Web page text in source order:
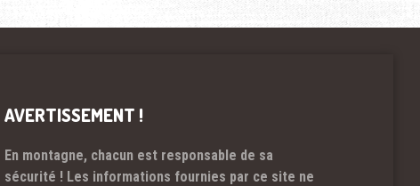
AVERTISSEMENT !
En montagne, chacun est responsable de sa
sécurité ! Les informations fournies par ce site ne